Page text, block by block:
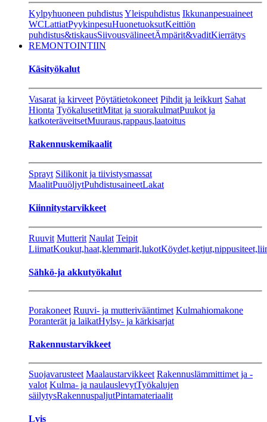
Kylpyhuoneen puhdistusYleispuhdistus Ikkunanpesuaineet
WCLattiatPyykinpesuHuonetuoksutKeittiön
puhdistus&tiskausSiivousvälineetÄmpärit&vaditKierrätys
REMONTOINTIIN
Käsityökalut
Vasarat ja kirveet Pöytätietokoneet Pihdit ja leikkurt Sahat
Hionta TyökalusetitMitat ja suorakulmatPuukot ja
katkoteräveitsetMuuraus,rappaus,laatoitus
Rakennuskemikaalit
Sprayt Silikonit ja tiivistysmassat
MaalitPuuöljytPuhdistusaineetLakat
Kiinnitystarvikkeet
Ruuvit Mutterit Naulat Teipit
LiimatKoukut,haat,klemmarit,lukot
Sähkö-ja akkutyökalut
Porakoneet Ruuvi- ja mutterivääntimet Kulmahiomakone
Poranterät ja laikatHylsy- ja kärkisarjat
Rakennustarvikkeet
Suojavarusteet Maalaustarvikkeet Rakennuslämmittimet ja -
valot Kulma- ja naulauslevytTyökalujen
säilytysRakennuspaljutPintamateriaalit
Lvis